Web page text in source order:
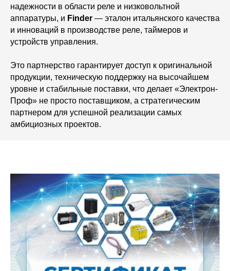
надежности в области реле и низковольтной
аппаратуры, и Finder — эталон итальянского качества
и инноваций в производстве реле, таймеров и
устройств управления.
Это партнерство гарантирует доступ к оригинальной
продукции, техническую поддержку на высочайшем
уровне и стабильные поставки, что делает «Электрон-
Проф» не просто поставщиком, а стратегическим
партнером для успешной реализации самых
амбициозных проектов.